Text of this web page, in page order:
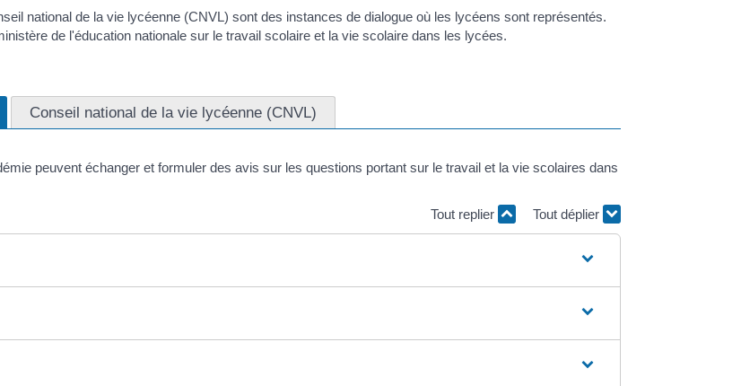
national de la vie lycéenne (CNVL) sont des instances de dialogue où les lycéens sont représentés.
de l'éducation nationale sur le travail scolaire et la vie scolaire dans les lycées.
Conseil national de la vie lycéenne (CNVL)
peuvent échanger et formuler des avis sur les questions portant sur le travail et la vie scolaires dans
Tout replier
Tout déplier